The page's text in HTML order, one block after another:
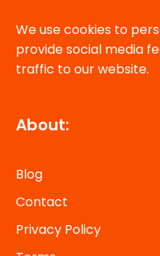
We use cookies to
provide social media
traffic to our website.
About:
Blog
Contact
Privacy Policy